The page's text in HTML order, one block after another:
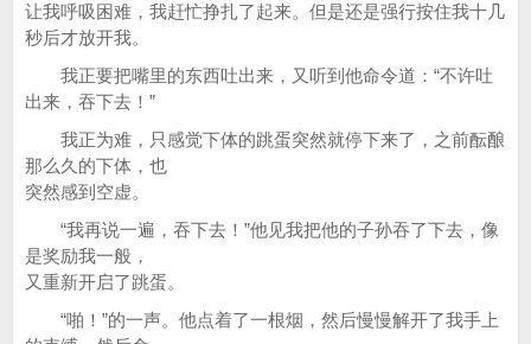
让我呼吸困难，我赶忙挣扎了起来。但是还是强行按住我十几
秒后才放开我。
我正要把嘴里的东西吐出来，又听到他命令道：“不许吐
出来，吞下去！”
我正为难，只感觉下体的跳蛋突然就停下来了，之前酝酿
那么久的下体，也
突然感到空虚。
“我再说一遍，吞下去！”他见我把他的子孙吞了下去，像
是奖励我一般，
又重新开启了跳蛋。
“啪！”的一声。他点着了一根烟，然后慢慢解开了我手上